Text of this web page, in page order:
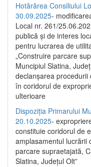
Hotărârea Consiliului
30.09.2025-
Local nr. 261/
publică şi de interes
pentru lucrarea de
„Construire parcare
Muncipiul Slatina,
declanşarea
în coridorul de
ulterioare
Dispoziția Primarului
20.10.2025-
constituie coridorul de
amplasamentul lucrării
parcare supraetajată,
Slatina, Județul Olt”